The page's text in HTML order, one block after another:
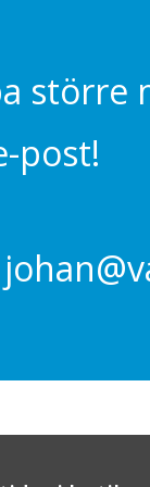
större
post!